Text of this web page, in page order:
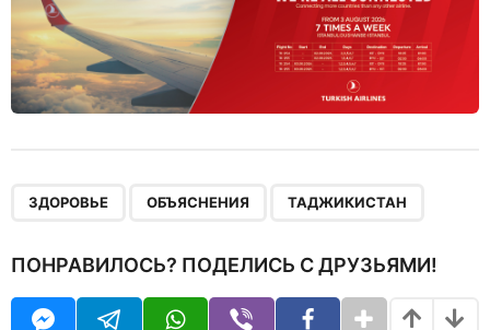
ЗДОРОВЬЕ ОБЪЯСНЕНИЯ ТАДЖИКИСТАН
ПОНРАВИЛОСЬ? ПОДЕЛИСЬ С ДРУЗЬЯМИ!